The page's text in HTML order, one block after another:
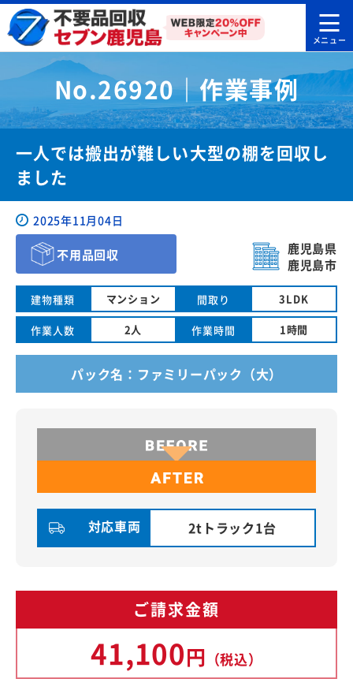
No.26920｜作業事例
一人では搬出が難しい大型の棚を回収し
ました
2025年11月04日
不用品回収
鹿児島県
鹿児島市
建物種類 マンション 間取り 3LDK
作業人数 2人 作業時間 1時間
パック名：ファミリーパック（大）
対応車両 2tトラック1台
ご請求金額
41,100円 （税込）